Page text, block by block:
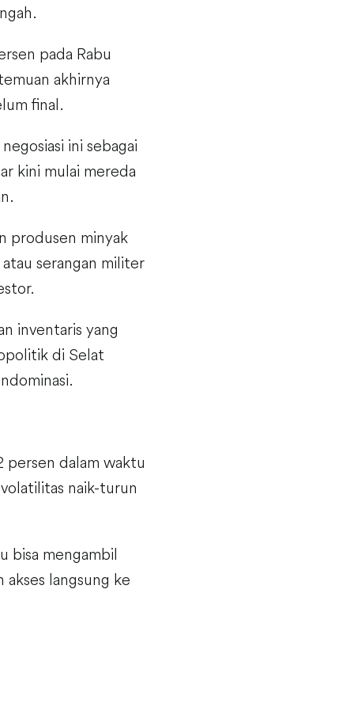
pada Rabu
akhirnya
final.
ini sebagai
kini mulai mereda
produsen minyak
serangan militer
inventaris yang
di Selat
persen dalam waktu
naik-turun
bisa mengambil
langsung ke